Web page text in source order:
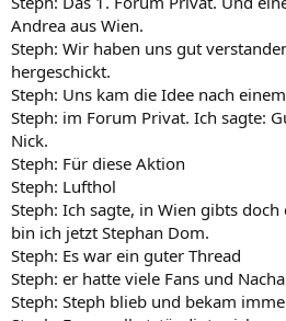
Andrea aus Wien.
Steph: Wir haben uns gut
hergeschickt.
Steph: Uns kam die Idee nach
Steph: im Forum Privat. Ich sagte:
Nick.
Steph: Für diese Aktion
Steph: Lufthol
Steph: Ich sagte, in Wien gibts
bin ich jetzt Stephan Dom.
Steph: Es war ein guter Thread
Steph: er hatte viele Fans und
Steph: Steph blieb und bekam